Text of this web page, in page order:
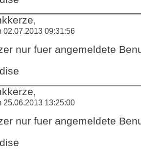
02.07.2013 09:31:56
nur fuer angemeldete
25.06.2013 13:25:00
nur fuer angemeldete